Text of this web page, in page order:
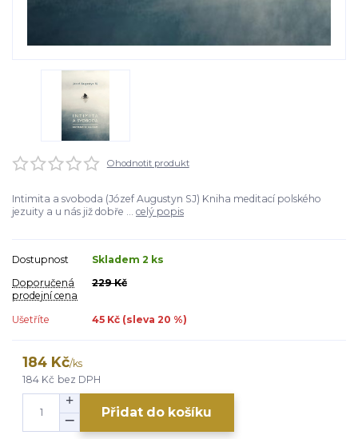
Ohodnotit produkt
Intimita a svoboda (Józef Augustyn SJ) Kniha meditací polského
jezuity a u nás již dobře ... celý popis
Dostupnost
Skladem 2 ks
Doporučená
prodejní cena
229 Kč
Ušetříte 45 Kč (sleva 20 %)
184 Kč/ks
184 Kč bez DPH
Přidat do košíku